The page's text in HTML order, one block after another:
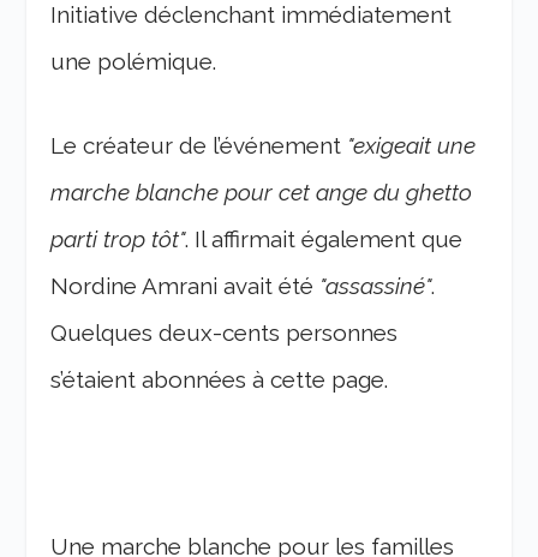
Initiative déclenchant immédiatement
une polémique.
Le créateur de l’événement "exigeait une
marche blanche pour cet ange du ghetto
parti trop tôt". Il affirmait également que
Nordine Amrani avait été "assassiné".
Quelques deux-cents personnes
s’étaient abonnées à cette page.
Une marche blanche pour les familles